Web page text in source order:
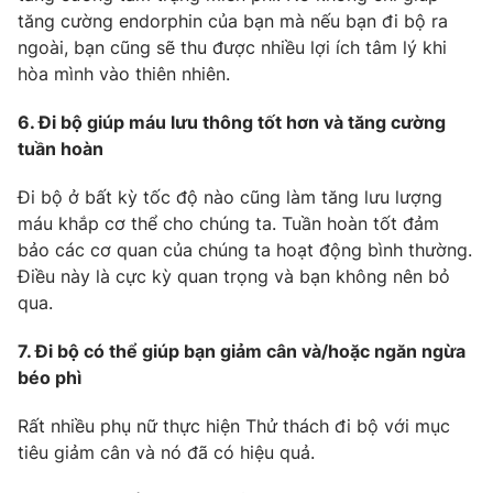
Liên hệ quảng cáo:024-7300.7108
® Cấm sao chép dưới mọi hình thức nếu không có sự chấp
thuận bằng văn bản. Ghi rõ nguồn VTV.vn khi phát hành lại
thông tin từ website này.
tăng cường endorphin của bạn mà nếu bạn đi bộ ra
ngoài, bạn cũng sẽ thu được nhiều lợi ích tâm lý khi
hòa mình vào thiên nhiên.
6. Đi bộ giúp máu lưu thông tốt hơn và tăng cường
tuần hoàn
Đi bộ ở bất kỳ tốc độ nào cũng làm tăng lưu lượng
máu khắp cơ thể cho chúng ta. Tuần hoàn tốt đảm
bảo các cơ quan của chúng ta hoạt động bình thường.
Điều này là cực kỳ quan trọng và bạn không nên bỏ
qua.
7. Đi bộ có thể giúp bạn giảm cân và/hoặc ngăn ngừa
béo phì
Rất nhiều phụ nữ thực hiện Thử thách đi bộ với mục
tiêu giảm cân và nó đã có hiệu quả.